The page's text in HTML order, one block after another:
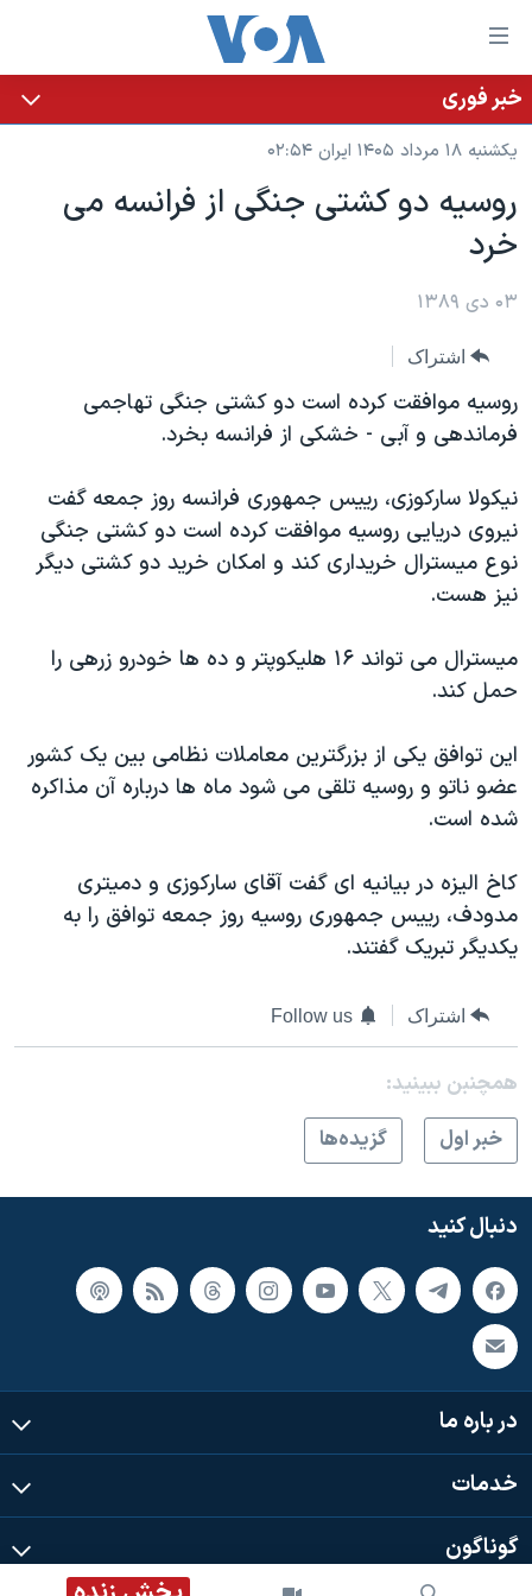
لینکهای
قابل
دسترسی
جهش
محتوای
اصلی
جهش
به
اصلی
جهش
به
خانه
نسخه سبک وب‌سایت
موضوع ها
ایران
آمریکا
گزیده‌ها
ویدیوها
فرهنگ و زندگی
حقوق شهروندی
علم و فناوری
گالری عکس
آرشیو پخش زنده
برنامه های تلویزیونی
جدول برنامه ها
صفحه‌های ویژه
عملیات خشم حماسی
بایگانی برنامه‌های تلویزیونی
مستندها
انتخابات ریاست جمهوری آمریکا ۲۰۲۴
رمز مهسا
اعتراضات زن، زندگی، آزادی
مجموعه مستندهای دادخواهی
دادگاه حمید نوری
چهل سال گروگان‌گیری
اعتراضات مردمی آبان ۹۸
همایش محافظه‌کاران آمریکا «سی‌پک»
صفحه‌های ویژه
سفر پرزیدنت ترامپ به چین
پخش رادیویی
یادگیری زبان انگلیسی
دنبال کنید
خبر فوری
یکشنبه ۱۸ مرداد ۱۴۰۵ ایران ۰۲:۵۴
روسیه دو کشتی جنگی از فرانسه می
خرد
۰۳ دی ۱۳۸۹
اشتراک
روسیه موافقت کرده است دو کشتی جنگی تهاجمی
فرماندهی و آبی - خشکی از فرانسه بخرد.
نیکولا سارکوزی، رییس جمهوری فرانسه روز جمعه گفت
نیروی دریایی روسیه موافقت کرده است دو کشتی جنگی
نوع میسترال خریداری کند و امکان خرید دو کشتی دیگر
نیز هست.
میسترال می تواند ۱۶ هلیکوپتر و ده ها خودرو زرهی را
حمل کند.
این توافق یکی از بزرگترین معاملات نظامی بین یک کشور
عضو ناتو و روسیه تلقی می شود ماه ها درباره آن مذاکره
شده است.
کاخ الیزه در بیانیه ای گفت آقای سارکوزی و دمیتری
مدودف، رییس جمهوری روسیه روز جمعه توافق را به
یکدیگر تبریک گفتند.
اشتراک Follow us
همچنبن ببینید:
خبر اول
گزيده‌ها
دنبال کنید
در باره ما
خدمات
گوناگون